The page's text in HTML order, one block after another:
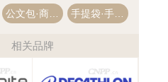
手提袋·手提包
相关品牌